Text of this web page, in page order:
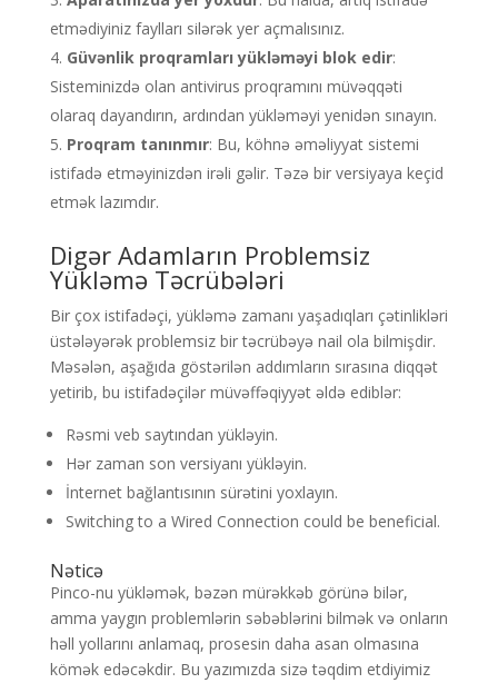
etmədiyiniz faylları silərək yer açmalısınız.
Güvənlik proqramları yükləməyi blok edir:
Sisteminizdə olan antivirus proqramını müvəqqəti
olaraq dayandırın, ardından yükləməyi yenidən sınayın.
Proqram tanınmır: Bu, köhnə əməliyyat sistemi
istifadə etməyinizdən irəli gəlir. Təzə bir versiyaya keçid
etmək lazımdır.
Digər Adamların Problemsiz
Yükləmə Təcrübələri
Bir çox istifadəçi, yükləmə zamanı yaşadıqları çətinlikləri
üstələyərək problemsiz bir təcrübəyə nail ola bilmişdir.
Məsələn, aşağıda göstərilən addımların sırasına diqqət
yetirib, bu istifadəçilər müvəffəqiyyət əldə ediblər:
Rəsmi veb saytından yükləyin.
Hər zaman son versiyanı yükləyin.
İnternet bağlantısının sürətini yoxlayın.
Switching to a Wired Connection could be beneficial.
Nəticə
Pinco-nu yükləmək, bəzən mürəkkəb görünə bilər,
amma yaygın problemlərin səbəblərini bilmək və onların
həll yollarını anlamaq, prosesin daha asan olmasına
kömək edəcəkdir. Bu yazımızda sizə təqdim etdiyimiz